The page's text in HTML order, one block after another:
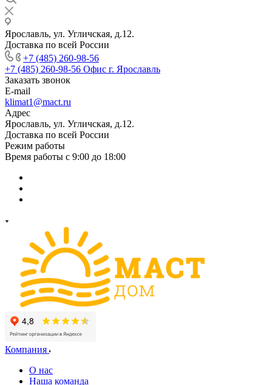
Ярославль, ул. Угличская, д.12.
Доставка по всей России
+7 (485) 260-98-56
+7 (485) 260-98-56 Офис г. Ярославль
Заказать звонок
E-mail
klimat1@mact.ru
Адрес
Ярославль, ул. Угличская, д.12.
Доставка по всей России
Режим работы
Время работы с 9:00 до 18:00
Компания
О нас
Наша команда